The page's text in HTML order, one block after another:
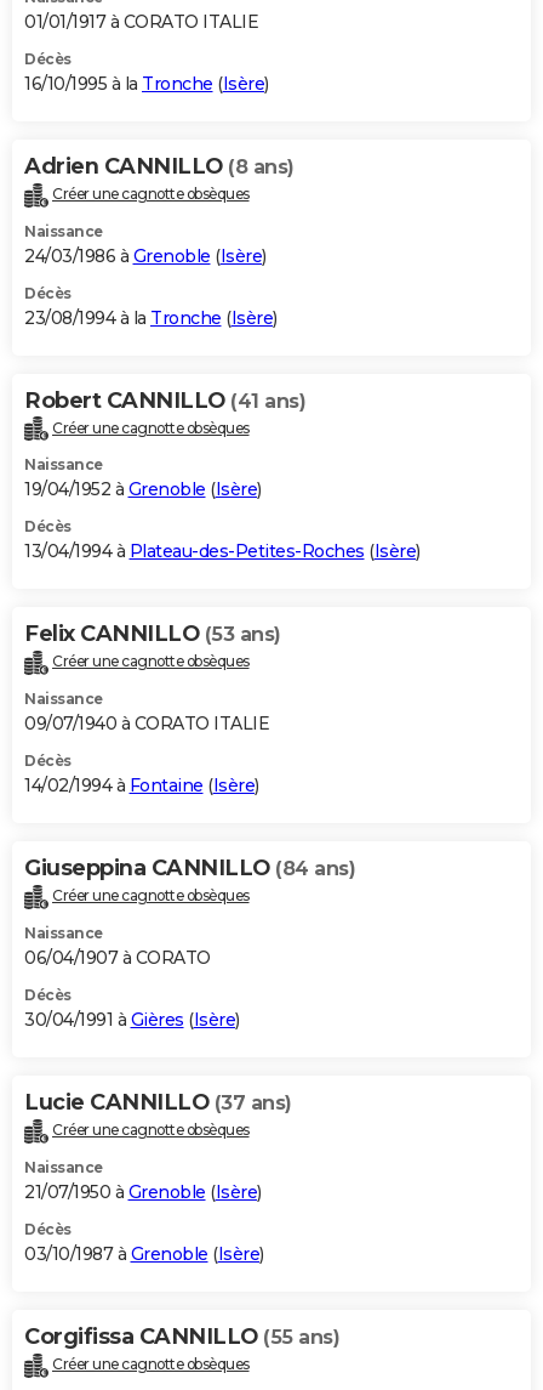
01/01/1917 à CORATO ITALIE
Décès
16/10/1995 à la Tronche (Isère)
Adrien CANNILLO (8 ans)
Créer une cagnotte obsèques
Naissance
24/03/1986 à Grenoble (Isère)
Décès
23/08/1994 à la Tronche (Isère)
Robert CANNILLO (41 ans)
Créer une cagnotte obsèques
Naissance
19/04/1952 à Grenoble (Isère)
Décès
13/04/1994 à Plateau-des-Petites-Roches (Isère)
Felix CANNILLO (53 ans)
Créer une cagnotte obsèques
Naissance
09/07/1940 à CORATO ITALIE
Décès
14/02/1994 à Fontaine (Isère)
Giuseppina CANNILLO (84 ans)
Créer une cagnotte obsèques
Naissance
06/04/1907 à CORATO
Décès
30/04/1991 à Gières (Isère)
Lucie CANNILLO (37 ans)
Créer une cagnotte obsèques
Naissance
21/07/1950 à Grenoble (Isère)
Décès
03/10/1987 à Grenoble (Isère)
Corgifissa CANNILLO (55 ans)
Créer une cagnotte obsèques